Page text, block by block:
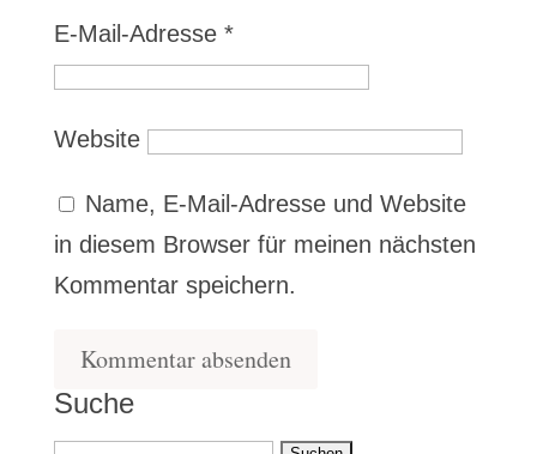
E-Mail-Adresse *
Website
Name, E-Mail-Adresse und Website
in diesem Browser für meinen nächsten
Kommentar speichern.
Suche